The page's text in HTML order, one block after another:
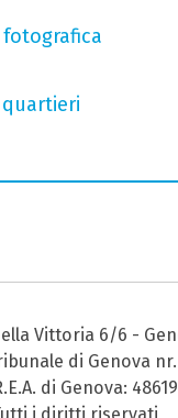
Vittoria 6/6 -
di Genova nr.
di Genova: